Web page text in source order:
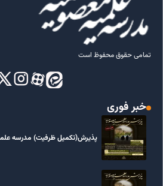
تمامی حقوق محفوظ است
خبر فوری
پذیرش(تکمیل ظرفیت) مدرسه